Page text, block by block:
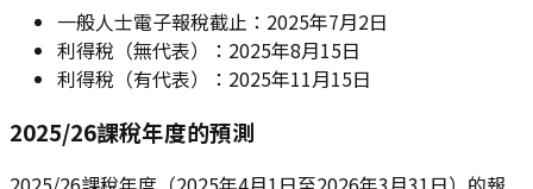
一般人士電子報稅截止：2025年7月2日
利得稅（無代表）：2025年8月15日
利得稅（有代表）：2025年11月15日
2025/26課稅年度的預測